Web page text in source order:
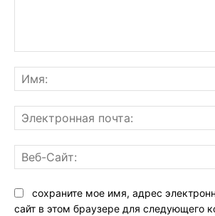
сохраните мое имя, адрес
сайт в этом браузере для следующего